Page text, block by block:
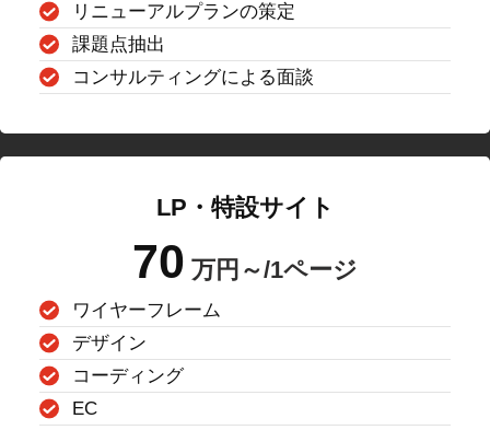
リニューアルプランの策定
課題点抽出
コンサルティングによる面談
LP・特設サイト
70 万円～/1ページ
ワイヤーフレーム
デザイン
コーディング
EC